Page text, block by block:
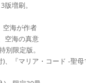
増刷。
海が作者
海の真意
限定版。
、『マリア・コード -聖